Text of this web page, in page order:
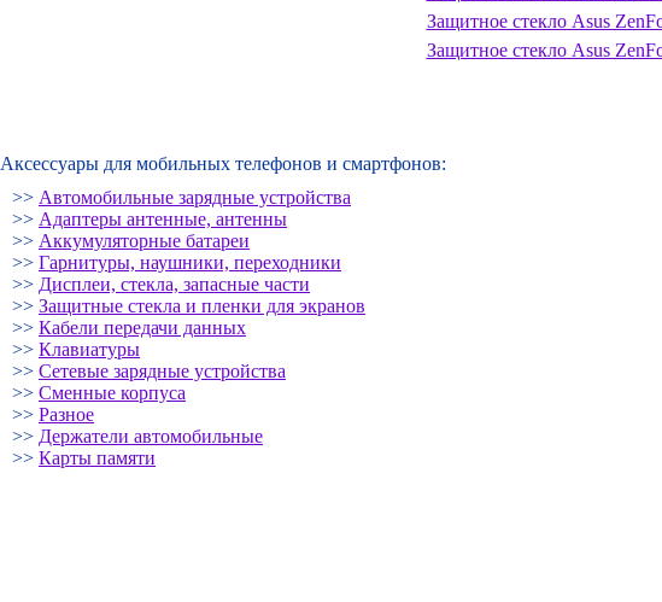
Защитное стекло Asus
Защитное стекло Asus
Аксессуары для мобильных телефонов и смартфонов:
>> Автомобильные зарядные устройства
>> Адаптеры антенные, антенны
>> Аккумуляторные батареи
>> Гарнитуры, наушники, переходники
>> Дисплеи, стекла, запасные части
>> Защитные стекла и пленки для экранов
>> Кабели передачи данных
>> Клавиатуры
>> Сетевые зарядные устройства
>> Сменные корпуса
>> Разное
>> Держатели автомобильные
>> Карты памяти